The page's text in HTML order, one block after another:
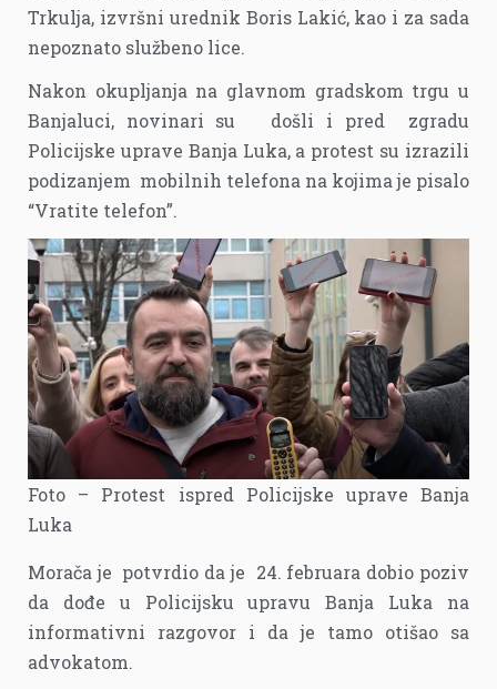
Trkulja, izvršni urednik Boris Lakić, kao i za sada
nepoznato službeno lice.
Nakon okupljanja na glavnom gradskom trgu u
Banjaluci, novinari su došli i pred zgradu
Policijske uprave Banja Luka, a protest su izrazili
podizanjem mobilnih telefona na kojima je pisalo
“Vratite telefon”.
Foto – Protest ispred Policijske uprave Banja
Luka
Morača je potvrdio da je 24. februara dobio poziv
da dođe u Policijsku upravu Banja Luka na
informativni razgovor i da je tamo otišao sa
advokatom.